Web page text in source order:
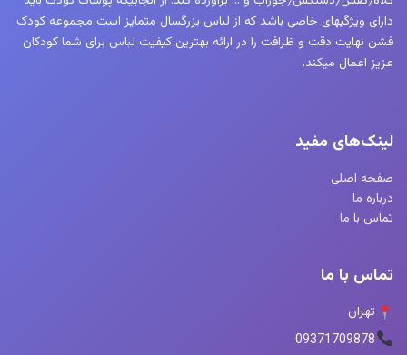
دارای ویژگیهای خاصی باشد که از لباس بزرگسال متمایز است مجموعه کودک
فشن نهایت دقت و ظرافت را در ارائه بهترین کیفیت لباس برای شما کودکان
عزیز اعمال میکند.
لینک‌های مفید
صفحه اصلی
درباره ما
تماس با ما
تماس با ما
تهران
09371709878